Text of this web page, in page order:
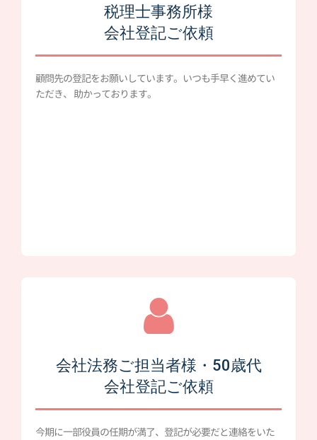
税理士事務所様
会社登記ご依頼
顧問先の登記をお願いしています。いつも手早く進めてい
ただき、 助かっております。
会社法務ご担当者様・50歳代
会社登記ご依頼
今期に一部役員の任期が満了、登記が必要だと連絡をいた